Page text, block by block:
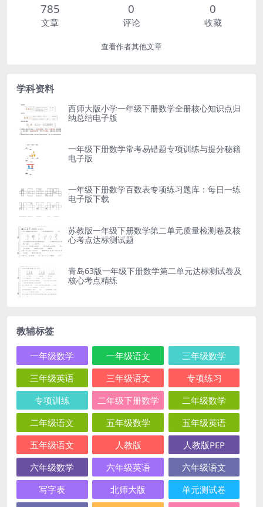
785
文章
0
评论
0
收藏
查看作者其他文章
学科资料
西师大版小学一年级下册数学全册核心知识点归
纳总结电子版
一年级下册数学常考易错题专项训练与提分秘籍
电子版
一年级下册数学百数表专项练习题库：每日一练
电子版下载
苏教版一年级下册数学第二单元质量检测卷及核
心考点达标测试题
青岛63版一年级下册数学第二单元达标测试卷及
核心考点精练
教辅标签
一年级数学 一年级语文
三年级数学
三年级英语
三年级语文
专项练习
专项训练
二年级下册数学
二年级数学
二年级语文
五年级数学
五年级英语
五年级语文
人教版
人教版PEP
六年级数学
六年级英语
六年级语文
写字表
北师大版
单元测试卷